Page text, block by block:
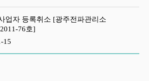
업자 등록취소 [광주전파관리소
76호]
15